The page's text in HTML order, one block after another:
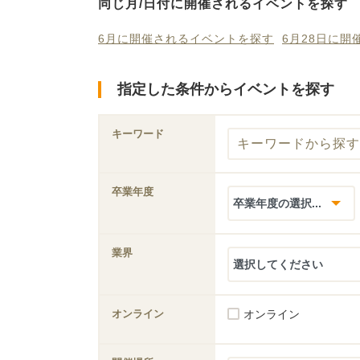
同じ月/日付に開催されるイベントを探す
6月に開催されるイベントを探す 6月28日に開
指定した条件からイベントを探す
キーワード
卒業年度
業界
オンライン オンライン